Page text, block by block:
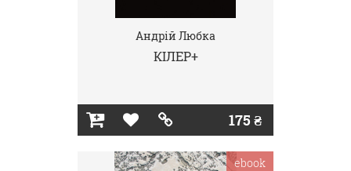
Андрій Любка
КІЛЕР+
175 ₴
ebook